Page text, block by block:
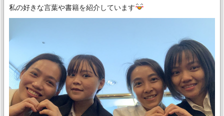
私の好きな言葉や書籍を紹介しています